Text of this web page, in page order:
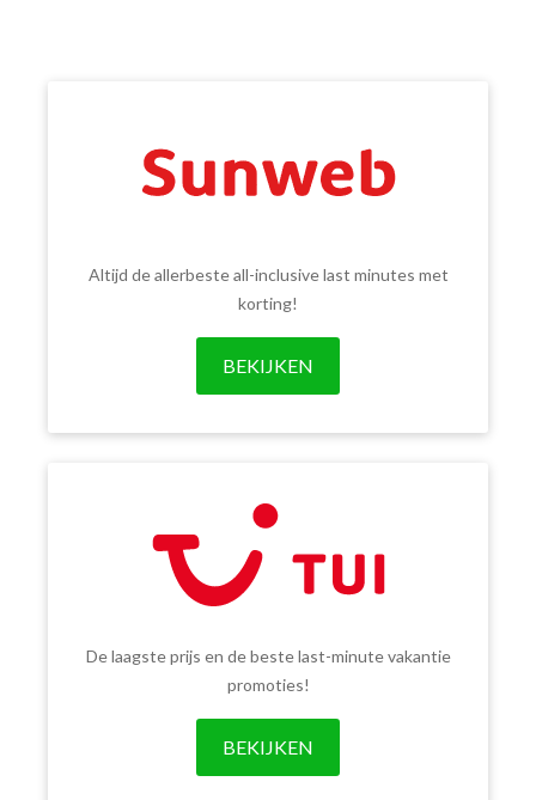
Altijd de allerbeste all-inclusive last minutes met
korting!
BEKIJKEN
De laagste prijs en de beste last-minute vakantie
promoties!
BEKIJKEN